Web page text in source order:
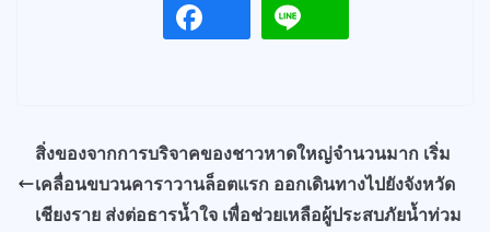
สิ่งของจากการบริจาคของชาวหาดใหญ่จำนวนมาก เริ่ม
เคลื่อนขบวนคาราวานล็อตแรก ออกเดินทางไปยังจังหวัด
เชียงราย ส่งต่อธารน้ำใจ เพื่อช่วยเหลือผู้ประสบภัยน้ำท่วม